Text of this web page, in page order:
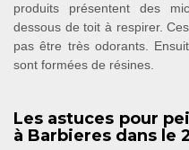
produits présentent des
dessous de toit à respirer.
pas être très odorants.
sont formées de résines.
Les astuces pour
à Barbieres dans le